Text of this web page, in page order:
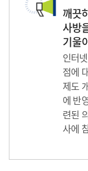
깨끗
사방
기울
인터
점에
제도
에 반
련된
사에